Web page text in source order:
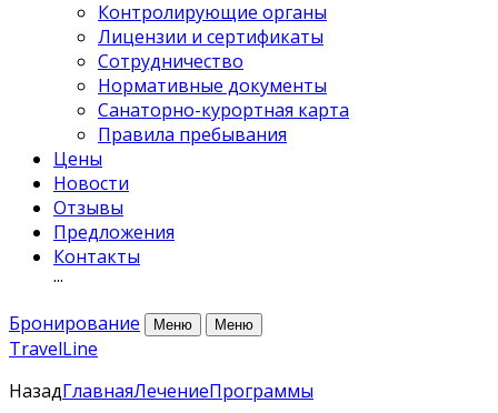
Контролирующие органы
Лицензии и сертификаты
Сотрудничество
Нормативные документы
Санаторно-курортная карта
Правила пребывания
Цены
Новости
Отзывы
Предложения
Контакты
···
Бронирование
Меню Меню
TravelLine
НазадГлавнаяЛечениеПрограммы